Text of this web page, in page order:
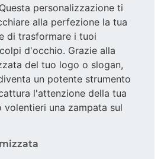
personalizzazione ti
alla perfezione la tua
di trasformare i tuoi
d'occhio. Grazie alla
del tuo logo o slogan,
un potente strumento
l'attenzione della tua
volentieri una zampata sul